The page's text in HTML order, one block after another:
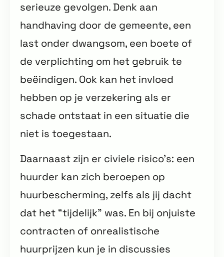
serieuze gevolgen. Denk aan
handhaving door de gemeente, een
last onder dwangsom, een boete of
de verplichting om het gebruik te
beëindigen. Ook kan het invloed
hebben op je verzekering als er
schade ontstaat in een situatie die
niet is toegestaan.
Daarnaast zijn er civiele risico’s: een
huurder kan zich beroepen op
huurbescherming, zelfs als jij dacht
dat het “tijdelijk” was. En bij onjuiste
contracten of onrealistische
huurprijzen kun je in discussies